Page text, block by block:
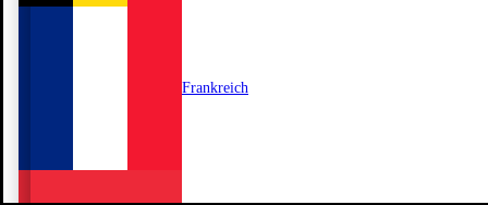
Frankreich